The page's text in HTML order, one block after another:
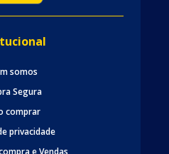
somos
Segura
comprar
privacidade